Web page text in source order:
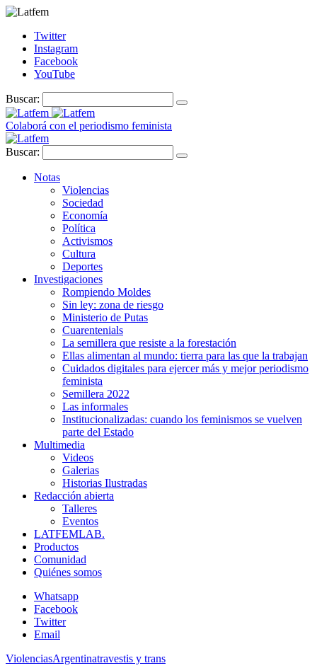
Twitter
Instagram
Facebook
YouTube
Buscar:
Colaborá con el periodismo feminista
Buscar:
Notas
Violencias
Sociedad
Economía
Política
Activismos
Cultura
Deportes
Investigaciones
Rompiendo Moldes
Sin ley: zona de riesgo
Ministerio de Putas
Cuarentenials
La semillera que resiste a la forestación
Ellas alimentan al mundo: tierra para las que la trabajan
Cuidados digitales para ejercer más y mejor periodismo
feminista
Semillera 2022
Las informales
Institucionalizadas: cuando los feminismos se vuelven
parte del Estado
Multimedia
Videos
Galerias
Historias Ilustradas
Redacción abierta
Talleres
Eventos
LATFEMLAB.
Productos
Comunidad
Quiénes somos
Whatsapp
Facebook
Twitter
Email
ViolenciasArgentinatravestis y trans